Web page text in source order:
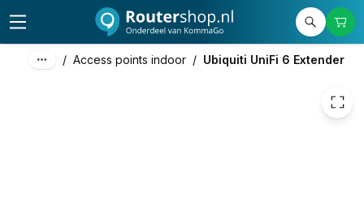
/ Access points indoor / Ubiquiti UniFi 6 Extender
excl. btw
incl. btw